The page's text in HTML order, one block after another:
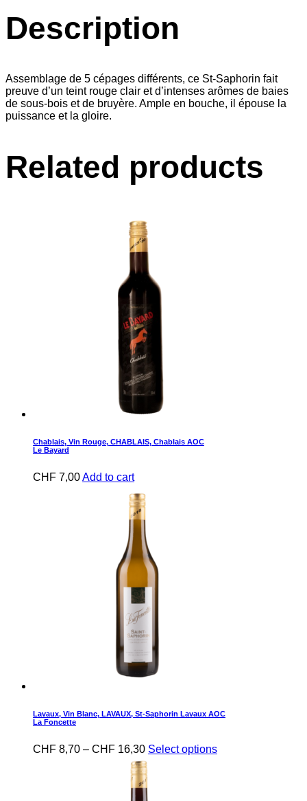
Description
Assemblage de 5 cépages différents, ce St-Saphorin fait
preuve d’un teint rouge clair et d’intenses arômes de baies
de sous-bois et de bruyère. Ample en bouche, il épouse la
puissance et la gloire.
Related products
Chablais, Vin Rouge, CHABLAIS, Chablais AOC
Le Bayard
CHF 7,00Add to cart
Lavaux, Vin Blanc, LAVAUX, St-Saphorin Lavaux AOC
La Foncette
CHF 8,70 – CHF 16,30 Select options